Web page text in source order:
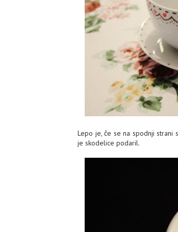
Lepo je, če se na spodnji
je skodelice podaril.